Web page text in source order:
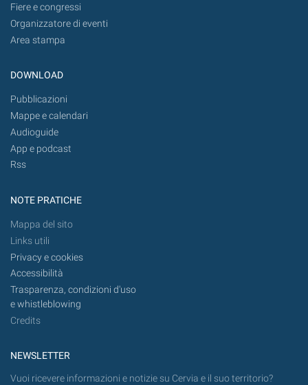
Fiere e congressi
Organizzatore di eventi
Area stampa
DOWNLOAD
Pubblicazioni
Mappe e calendari
Audioguide
App e podcast
Rss
NOTE PRATICHE
Mappa del sito
Links utili
Privacy e cookies
Accessibilità
Trasparenza, condizioni d'uso
e whistleblowing
Credits
NEWSLETTER
Vuoi ricevere informazioni e notizie su Cervia e il suo territorio?